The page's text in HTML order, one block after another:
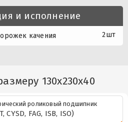
и исполнение
качения 2шт
130x230x40
роликовый подшипник
CYSD, FAG, ISB, ISO)